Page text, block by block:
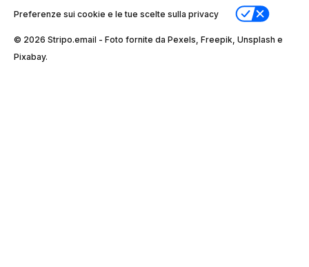
Preferenze sui cookie e le tue scelte sulla privacy
© 2026 Stripо.email - Foto fornite da Pexels, Freepik, Unsplash e
Pixabay.